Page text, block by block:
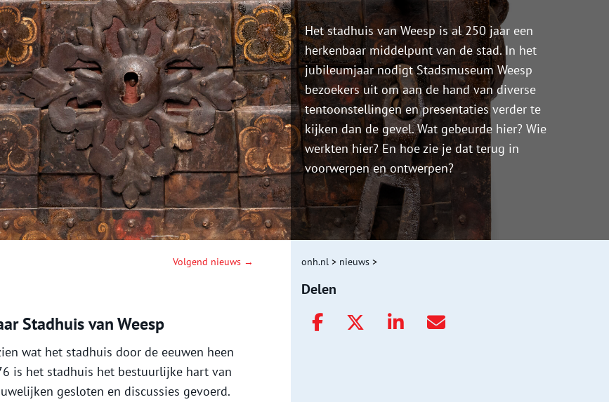
Het stadhuis van Weesp is al 250 jaar een
herkenbaar middelpunt van de stad. In het
jubileumjaar nodigt Stadsmuseum Weesp
bezoekers uit om aan de hand van diverse
tentoonstellingen en presentaties verder te
kijken dan de gevel. Wat gebeurde hier? Wie
werkten hier? En hoe zie je dat terug in
voorwerpen en ontwerpen?
Volgend nieuws →
Stadhuis van Weesp
wat het stadhuis door de eeuwen heen
is het stadhuis het bestuurlijke hart van
gesloten en discussies gevoerd.
onh.nl > nieuws >
Delen